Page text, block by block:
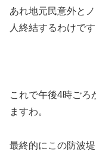
あれ地元民意外と
人終結するわけです
これで午後4時ごろ
ますわ。
最終的にこの防波